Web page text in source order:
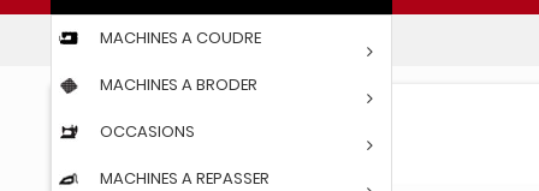
MACHINES A COUDRE
MACHINES A BRODER
OCCASIONS
MACHINES A REPASSER
Accueil PIED CAOUTCHOUC PRESSE